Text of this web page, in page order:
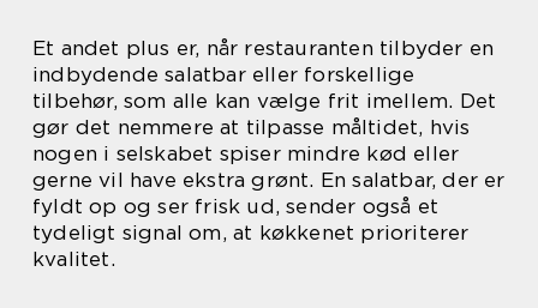
Et andet plus er, når restauranten tilbyder en
indbydende salatbar eller forskellige
tilbehør, som alle kan vælge frit imellem. Det
gør det nemmere at tilpasse måltidet, hvis
nogen i selskabet spiser mindre kød eller
gerne vil have ekstra grønt. En salatbar, der er
fyldt op og ser frisk ud, sender også et
tydeligt signal om, at køkkenet prioriterer
kvalitet.